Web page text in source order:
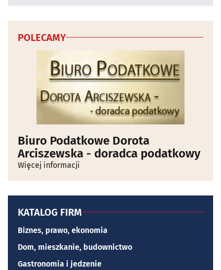
POLECAMY
Biuro Podatkowe Dorota
Arciszewska - doradca podatkowy
Więcej informacji
KATALOG FIRM
Biznes, prawo, ekonomia
Dom, mieszkanie, budownictwo
Gastronomia i jedzenie